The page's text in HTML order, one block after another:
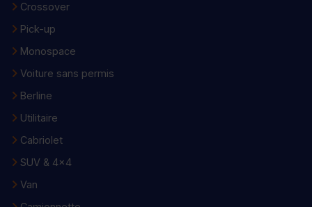
Crossover
Pick-up
Monospace
Voiture sans permis
Berline
Utilitaire
Cabriolet
SUV & 4x4
Van